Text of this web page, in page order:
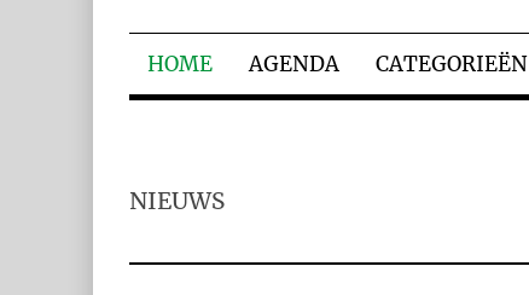
HOME AGENDA CATEGORIEËN
NIEUWS